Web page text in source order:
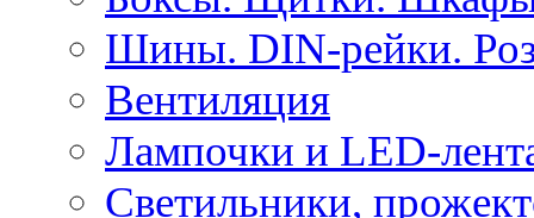
Шины. DIN-рейки.
Вентиляция
Лампочки и LED-
Светильники,